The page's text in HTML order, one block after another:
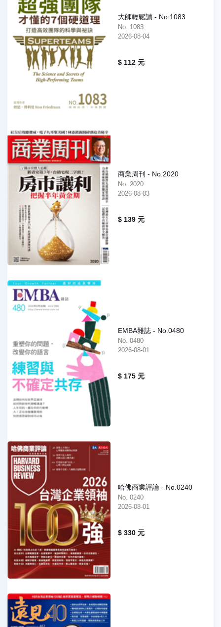
大師輕鬆讀 - No.1083
No. 1083
2026-08-04
$ 112 元
商業周刊 - No.2020
No. 2020
2026-08-03
$ 139 元
EMBA雜誌 - No.0480
No. 0480
2026-08-01
$ 175 元
哈佛商業評論 - No.0240
No. 0240
2026-08-01
$ 330 元